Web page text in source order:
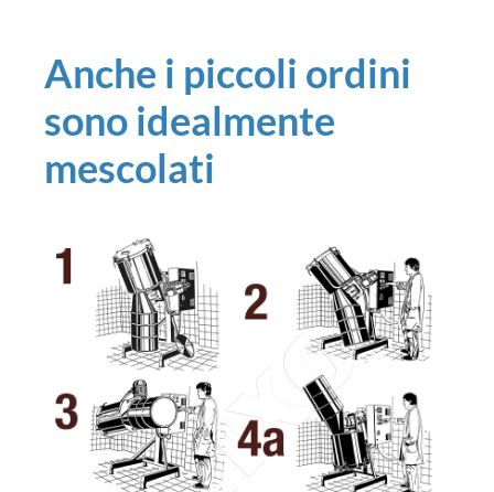
Anche i piccoli ordini
sono idealmente
mescolati